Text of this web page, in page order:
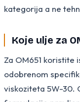
kategorija a ne
Koje ulje za
Za OM651 koristite
odobrenom
viskoziteta 5W-30.